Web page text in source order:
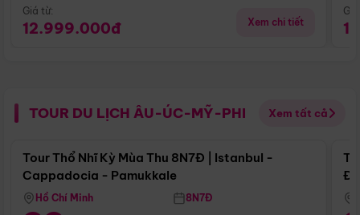
Giá từ:
12.999.000đ Xem chi tiết
TOUR DU LỊCH ÂU-ÚC-MỸ-PHI Xem tất cả
Điểm nổi bật
Tour Thổ Nhĩ Kỳ Mùa Thu 8N7Đ | Istanbul -
Cappadocia - Pamukkale
Hồ Chí Minh 8N7Đ